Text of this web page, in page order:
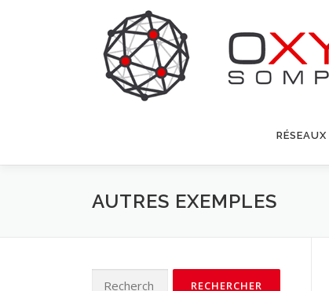
RÉSEAUX
AUTRES EXEMPLES